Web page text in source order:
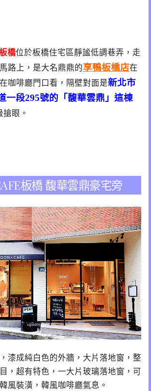
橋位於板橋住宅區靜謐低調巷弄，走
路上，是大名鼎鼎的享鴨板橋店在
咖啡廳門口看，隔壁對面是新北市
一段295號的「馥華雲鼎」這棟
搶眼。
板橋 馥華雲鼎豪宅旁
漆成純白色的外牆，大片落地窗，整
，超有特色，一大片玻璃落地窗，可
風裝潢，韓風咖啡廳氣息。